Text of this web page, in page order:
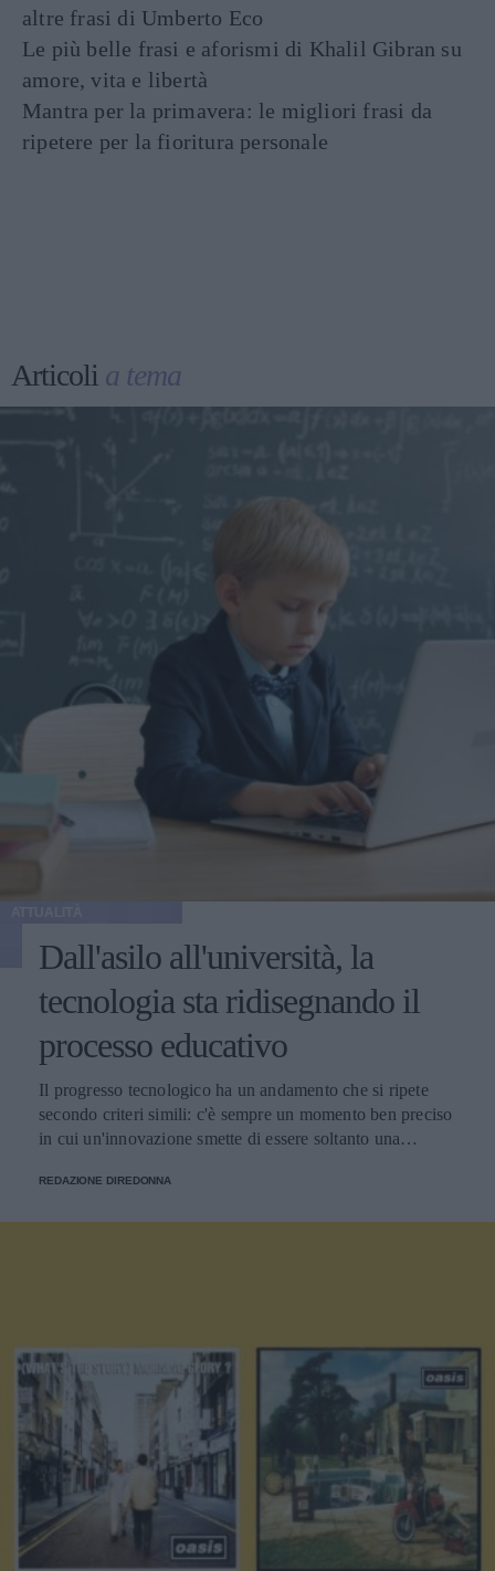
altre frasi di Umberto Eco
Le più belle frasi e aforismi di Khalil Gibran su
amore, vita e libertà
Mantra per la primavera: le migliori frasi da
ripetere per la fioritura personale
Articoli a tema
Dall'asilo all'università, la
tecnologia sta ridisegnando il
processo educativo
Il progresso tecnologico ha un andamento che si ripete
secondo criteri simili: c'è sempre un momento ben preciso
in cui un'innovazione smette di essere soltanto una
REDAZIONE DIREDONNA